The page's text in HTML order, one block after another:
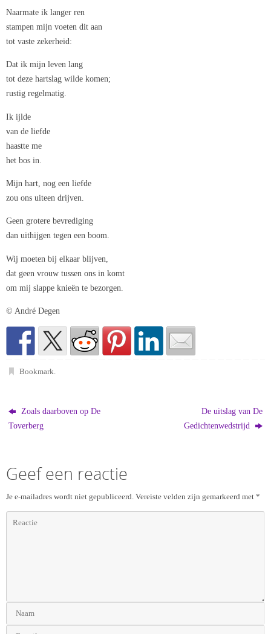
Naarmate ik langer ren
stampen mijn voeten dit aan
tot vaste zekerheid:
Dat ik mijn leven lang
tot deze hartslag wilde komen;
rustig regelmatig.
Ik ijlde
van de liefde
haastte me
het bos in.
Mijn hart, nog een liefde
zou ons uiteen drijven.
Geen grotere bevrediging
dan uithijgen tegen een boom.
Wij moeten bij elkaar blijven,
dat geen vrouw tussen ons in komt
om mij slappe knieën te bezorgen.
© André Degen
Bookmark
Zoals daarboven op De
Toverberg
De uitslag van De
Gedichtenwedstrijd
Geef een reactie
Je e-mailadres wordt niet gepubliceerd. Vereiste velden zijn gemarkeerd met *